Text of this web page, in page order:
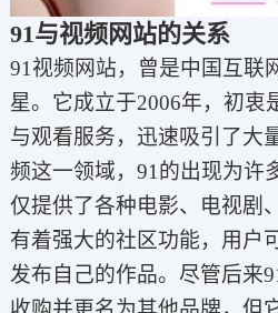
91与视频网站的关系
91视频网站，曾是中国互联
星。它成立于2006年，初衷
与观看服务，迅速吸引了大
频这一领域，91的出现为许
仅提供了各种电影、电视剧
有着强大的社区功能，用户
发布自己的作品。尽管后来